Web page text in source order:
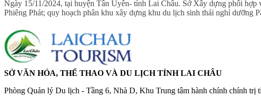
Ngày 15/11/2024, tại huyện Tân Uyên- tỉnh Lai Châu. Sở Xây dựng phối
Phiêng Phát; quy hoạch phân khu xây dựng khu du lịch sinh thái nghỉ dưỡng
SỞ VĂN HÓA, THỂ THAO VÀ DU LỊCH TỈNH LAI CHÂU
Phòng Quản lý Du lịch - Tầng 6, Nhà D, Khu Trung tâm hành chính chính